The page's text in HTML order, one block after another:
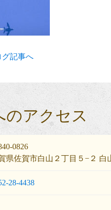
グ記事へ
のアクセス
0826
県佐賀市白山２丁目５−２ 白
28-4438